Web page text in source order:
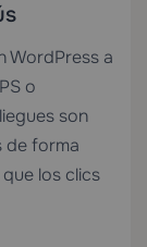
WordPress a
o
son
de forma
los clics